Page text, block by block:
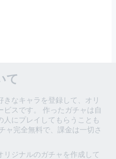
て
なキャラを登録して、オリ
ビスです。 作ったガチャは自
にプレイしてもらうことも
ャ完全無料で、課金は一切さ
リジナルのガチャを作成して